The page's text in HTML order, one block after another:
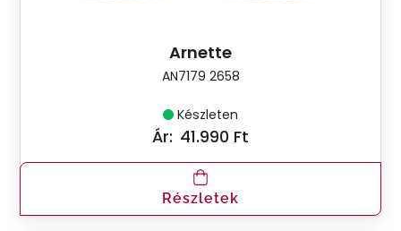
Arnette
AN7179 2658
Készleten
Ár: 41.990 Ft
Részletek